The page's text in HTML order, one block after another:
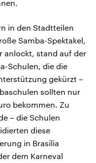
in den Stadtteilen
Samba-Spektakel,
anlockt, stand auf der
Schulen, die die
gekürzt –
sollten nur
bekommen. Zu
– die Schulen
diese
in Brasília
dem Karneval